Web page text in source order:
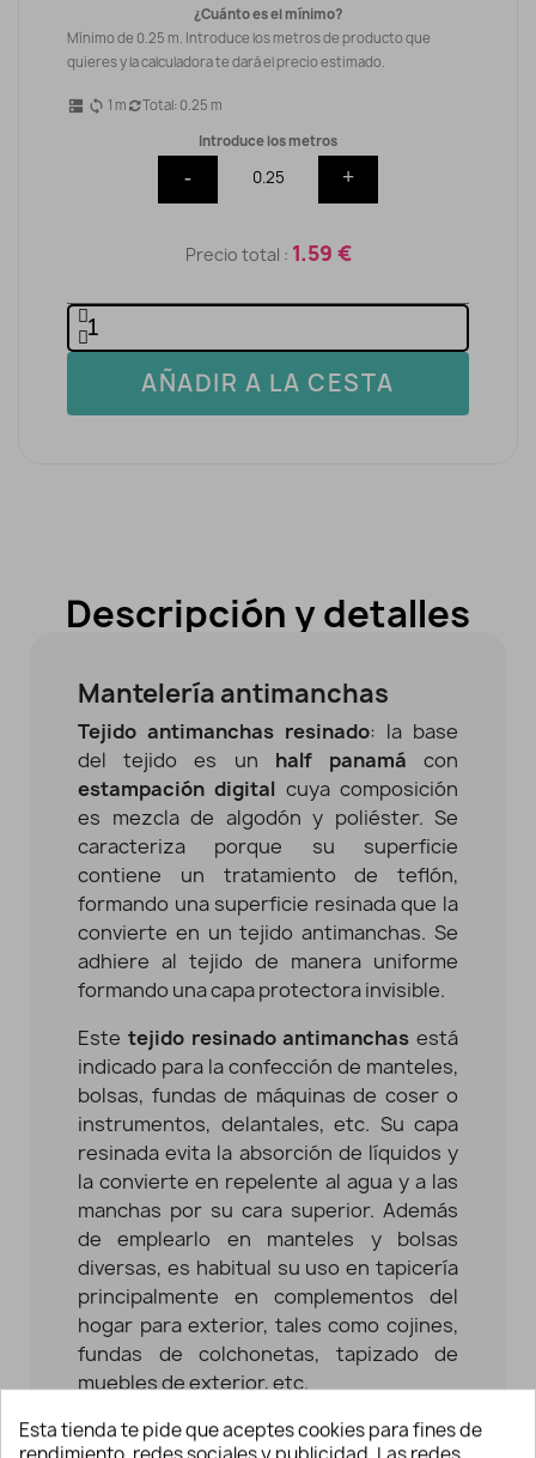
¿Cuánto es el mínimo?
Mínimo de 0.25 m. Introduce los metros de producto que
quieres y la calculadora te dará el precio estimado.
dns sync 1 m Total: 0.25 m
Introduce los metros
- +
Precio total : 1.59 €
AÑADIR A LA CESTA
Descripción y detalles
Mantelería antimanchas
Tejido antimanchas resinado: la base
del tejido es un half panamá con
estampación digital cuya composición
es mezcla de algodón y poliéster. Se
caracteriza porque su superficie
contiene un tratamiento de teflón,
formando una superficie resinada que la
convierte en un tejido antimanchas. Se
adhiere al tejido de manera uniforme
formando una capa protectora invisible.
Este tejido resinado antimanchas está
indicado para la confección de manteles,
bolsas, fundas de máquinas de coser o
instrumentos, delantales, etc. Su capa
resinada evita la absorción de líquidos y
la convierte en repelente al agua y a las
manchas por su cara superior. Además
de emplearlo en manteles y bolsas
diversas, es habitual su uso en tapicería
principalmente en complementos del
hogar para exterior, tales como cojines,
fundas de colchonetas, tapizado de
muebles de exterior, etc.
Estostejidos resinadosson una
Esta tienda te pide que aceptes cookies para fines de